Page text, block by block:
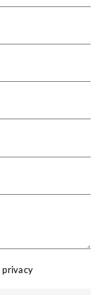
privacy